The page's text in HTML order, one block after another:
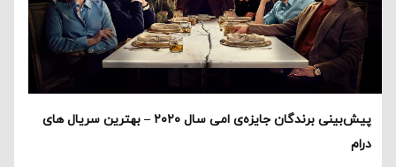
پیش‌بینی برندگان جایزه‌ی امی سال ۲۰۲۰ – بهترین سریال های
درام